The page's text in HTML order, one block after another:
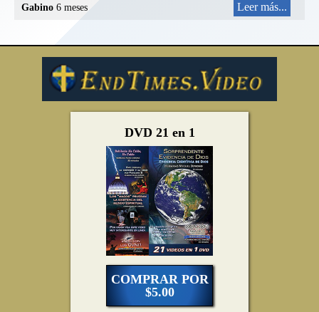
Gabino 6 meses Leer más...
DVD 21 en 1
COMPRAR POR
$5.00